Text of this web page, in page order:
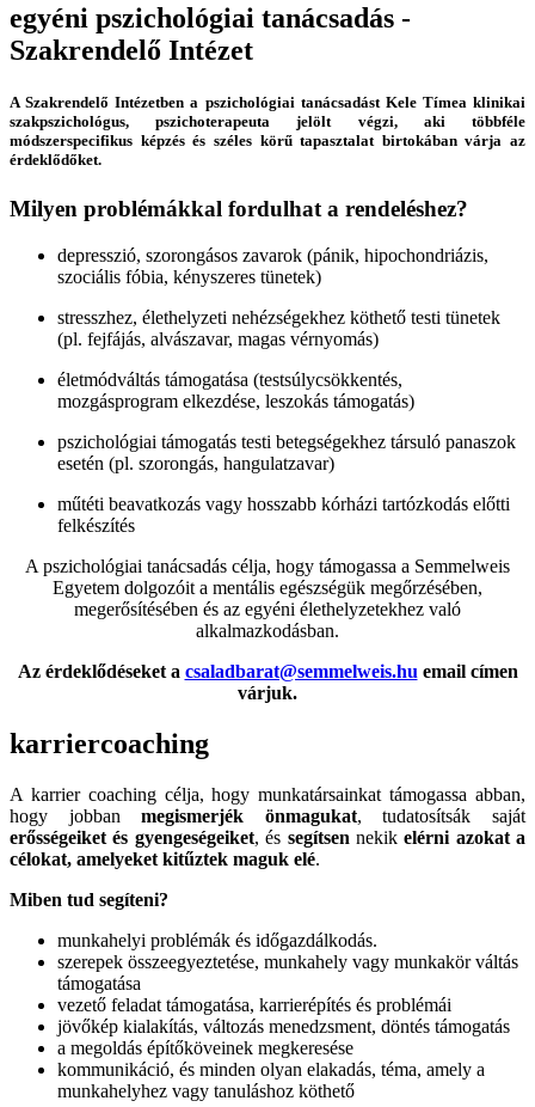
egyéni pszichológiai tanácsadás -
Szakrendelő Intézet
A Szakrendelő Intézetben a pszichológiai tanácsadást Kele Tímea klinikai
szakpszichológus, pszichoterapeuta jelölt végzi, aki többféle
módszerspecifikus képzés és széles körű tapasztalat birtokában várja az
érdeklődőket.
Milyen problémákkal fordulhat a rendeléshez?
depresszió, szorongásos zavarok (pánik, hipochondriázis,
szociális fóbia, kényszeres tünetek)
stresszhez, élethelyzeti nehézségekhez köthető testi tünetek
(pl. fejfájás, alvászavar, magas vérnyomás)
életmódváltás támogatása (testsúlycsökkentés,
mozgásprogram elkezdése, leszokás támogatás)
pszichológiai támogatás testi betegségekhez társuló panaszok
esetén (pl. szorongás, hangulatzavar)
műtéti beavatkozás vagy hosszabb kórházi tartózkodás előtti
felkészítés
A pszichológiai tanácsadás célja, hogy támogassa a Semmelweis
Egyetem dolgozóit a mentális egészségük megőrzésében,
megerősítésében és az egyéni élethelyzetekhez való
alkalmazkodásban.
Az érdeklődéseket a csaladbarat@semmelweis.hu email címen
várjuk.
karriercoaching
A karrier coaching célja, hogy munkatársainkat támogassa abban,
hogy jobbanmegismerjék önmagukat, tudatosítsák saját
erősségeiket és gyengeségeiket, és segítsen nekikelérni azokat a
célokat, amelyeket kitűztek maguk elé.
Miben tud segíteni?
munkahelyi problémák és időgazdálkodás.
szerepek összeegyeztetése, munkahely vagy munkakör váltás
támogatása
vezető feladat támogatása, karrierépítés és problémái
jövőkép kialakítás, változás menedzsment, döntés támogatás
a megoldás építőköveinek megkeresése
kommunikáció, és minden olyan elakadás, téma, amely a
munkahelyhez vagy tanuláshoz köthető